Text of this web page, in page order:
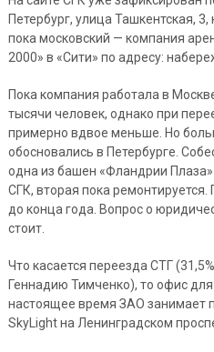
Петербург, улица Ташкентская,
пока московский — компания
2000» в «Сити» по адресу:
Пока компания работала в
тысячи человек, однако при
примерно вдвое меньше. Но
обосновались в Петербурге.
одна из башен «Фландрии
СГК, вторая пока
до конца года. Вопрос о
стоит.
Что касается переезда СТГ
Геннадию Тимченко), то офис
настоящее время ЗАО занимает
SkyLight на Ленинградском